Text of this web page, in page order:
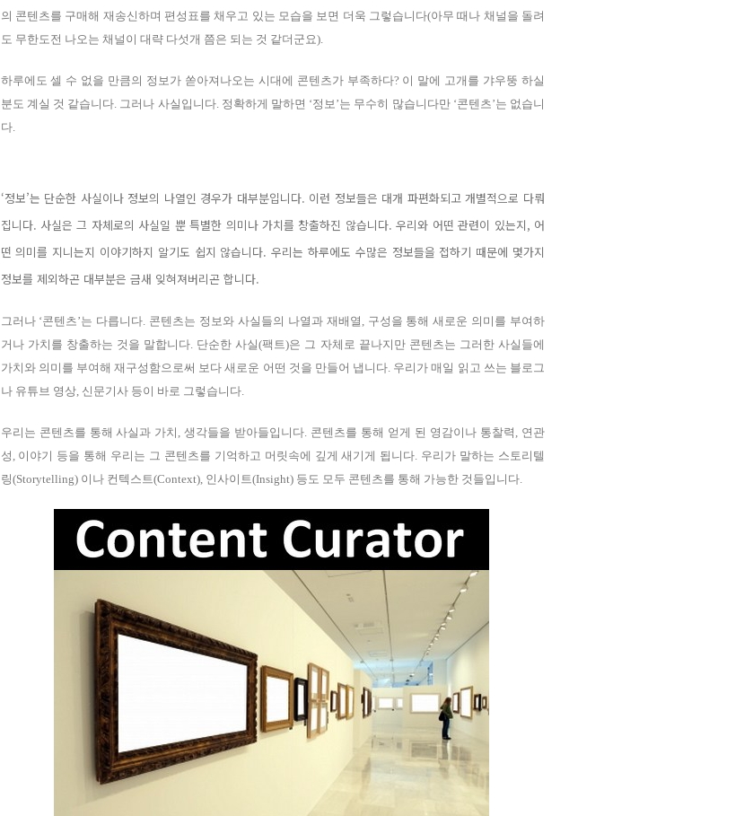
의 콘텐츠를 구매해 재송신하며 편성표를 채우고 있는 모습을 보면 더욱 그렇습니다(아무 때나 채널을 돌려
도 무한도전 나오는 채널이 대략 다섯개 쯤은 되는 것 같더군요).
하루에도 셀 수 없을 만큼의 정보가 쏟아져나오는 시대에 콘텐츠가 부족하다? 이 말에 고개를 갸우뚱 하실
분도 계실 것 같습니다. 그러나 사실입니다. 정확하게 말하면 ‘정보’는 무수히 많습니다만 ‘콘텐츠’는 없습니
다.
‘정보’는 단순한 사실이나 정보의 나열인 경우가 대부분입니다. 이런 정보들은 대개 파편화되고 개별적으로 다뤄
집니다. 사실은 그 자체로의 사실일 뿐 특별한 의미나 가치를 창출하진 않습니다. 우리와 어떤 관련이 있는지, 어
떤 의미를 지니는지 이야기하지 알기도 쉽지 않습니다. 우리는 하루에도 수많은 정보들을 접하기 때문에 몇가지
정보를 제외하곤 대부분은 금새 잊혀져버리곤 합니다.
그러나 ‘콘텐츠’는 다릅니다. 콘텐츠는 정보와 사실들의 나열과 재배열, 구성을 통해 새로운 의미를 부여하
거나 가치를 창출하는 것을 말합니다. 단순한 사실(팩트)은 그 자체로 끝나지만 콘텐츠는 그러한 사실들에
가치와 의미를 부여해 재구성함으로써 보다 새로운 어떤 것을 만들어 냅니다. 우리가 매일 읽고 쓰는 블로그
나 유튜브 영상, 신문기사 등이 바로 그렇습니다.
우리는 콘텐츠를 통해 사실과 가치, 생각들을 받아들입니다. 콘텐츠를 통해 얻게 된 영감이나 통찰력, 연관
성, 이야기 등을 통해 우리는 그 콘텐츠를 기억하고 머릿속에 깊게 새기게 됩니다. 우리가 말하는 스토리텔
링(Storytelling) 이나 컨텍스트(Context), 인사이트(Insight) 등도 모두 콘텐츠를 통해 가능한 것들입니다.